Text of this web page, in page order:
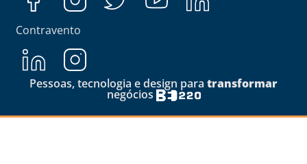
Contravento
Pessoas, tecnologia e design para transformar
negócios